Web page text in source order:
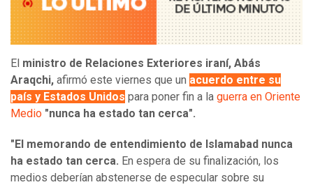
El ministro de Relaciones Exteriores iraní, Abás
Araqchi, afirmó este viernes que un acuerdo entre su
país y Estados Unidos para poner fin a la guerra en Oriente
Medio "nunca ha estado tan cerca".
"El memorando de entendimiento de Islamabad nunca
ha estado tan cerca. En espera de su finalización, los
medios deberían abstenerse de especular sobre su